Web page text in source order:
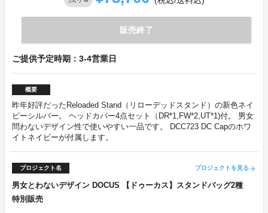
販売終了
ご提供予定時期：3-4営業日
概要
昨年好評だったReloaded Stand（リローデッドスタンド）の新色ネイ
ビーシルバー。 ヘッドカバー4点セット（DR*1,FW*2,UT*1)付。 男女
問わないデザイン性で使いやすい一品です。 DCC723 DC Capのホワ
イトネイビーが付属します。
プロジェクト名 プロジェクトを見る arrow_forward
男女とわないデザイン DOCUS 【ドゥーカス】スタンドバッグ2種
特別販売